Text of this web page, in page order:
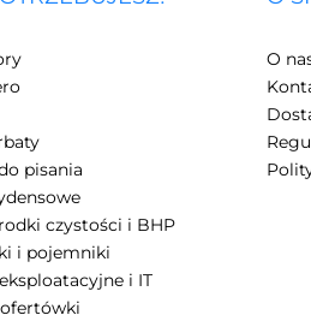
pisania
czystości i BHP
i pojemniki
i IT
O